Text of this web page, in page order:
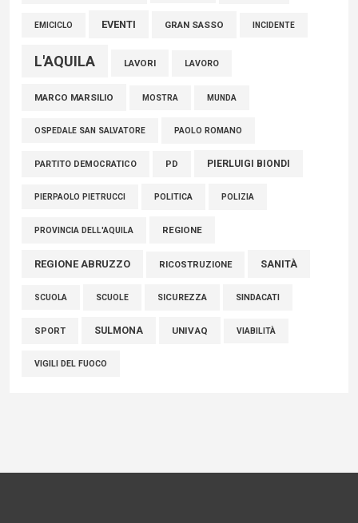
EMICICLO EVENTI GRAN SASSO INCIDENTE
L'AQUILA LAVORI LAVORO
MARCO MARSILIO MOSTRA MUNDA
OSPEDALE SAN SALVATORE PAOLO ROMANO
PARTITO DEMOCRATICO PD PIERLUIGI BIONDI
PIERPAOLO PIETRUCCI POLITICA POLIZIA
PROVINCIA DELL'AQUILA REGIONE
REGIONE ABRUZZO RICOSTRUZIONE SANITÀ
SCUOLA SCUOLE SICUREZZA SINDACATI
SPORT SULMONA UNIVAQ VIABILITÀ
VIGILI DEL FUOCO